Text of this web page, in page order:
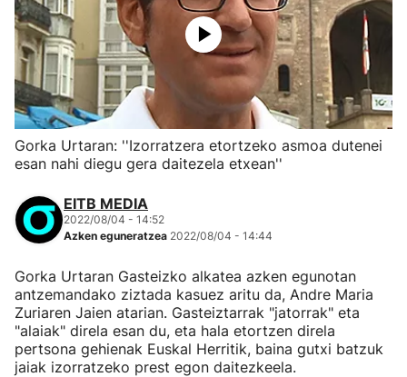
Gorka Urtaran: ''Izorratzera etortzeko asmoa dutenei
esan nahi diegu gera daitezela etxean''
EITB MEDIA
2022/08/04 - 14:52
Azken eguneratzea 2022/08/04 - 14:44
Gorka Urtaran Gasteizko alkatea azken egunotan
antzemandako ziztada kasuez aritu da, Andre Maria
Zuriaren Jaien atarian. Gasteiztarrak "jatorrak" eta
"alaiak" direla esan du, eta hala etortzen direla
pertsona gehienak Euskal Herritik, baina gutxi batzuk
jaiak izorratzeko prest egon daitezkeela.